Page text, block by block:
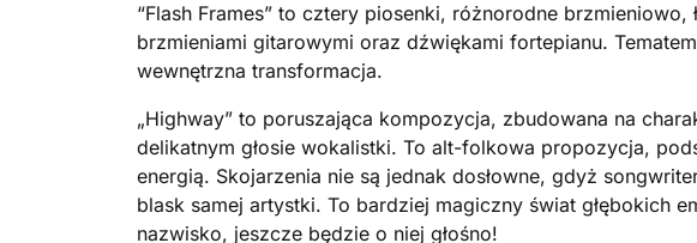
“Flash Frames” to cztery piosenki, różnorodne brzmieniowo,
brzmieniami gitarowymi oraz dźwiękami fortepianu.
wewnętrzna transformacja.
„Highway” to poruszająca kompozycja, zbudowana na
delikatnym głosie wokalistki. To alt-folkowa propozycja,
energią. Skojarzenia nie są jednak dosłowne, gdyż
blask samej artystki. To bardziej magiczny świat głębokich
nazwisko, jeszcze będzie o niej głośno!